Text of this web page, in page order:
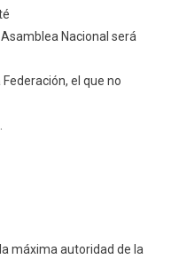
Nacional será
el que no
máxima autoridad de la